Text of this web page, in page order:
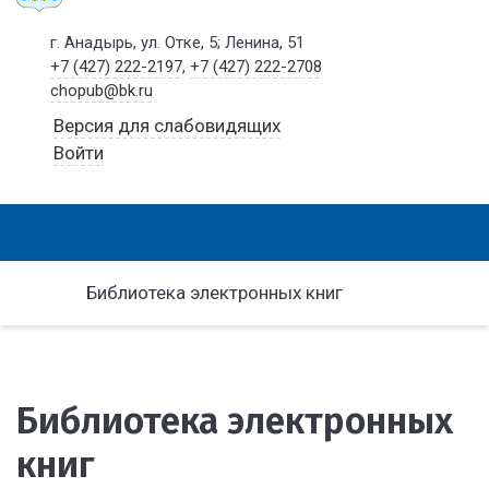
г. Анадырь, ул. Отке, 5; Ленина, 51
+7 (427) 222-2197,+7 (427) 222-2708
chopub@bk.ru
Версия для слабовидящих
Войти
Библиотека электронных книг
Библиотека электронных
книг